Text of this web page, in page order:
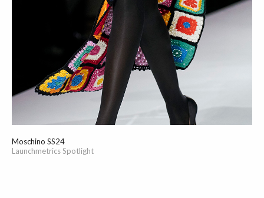
Moschino SS24
Launchmetrics Spotlight